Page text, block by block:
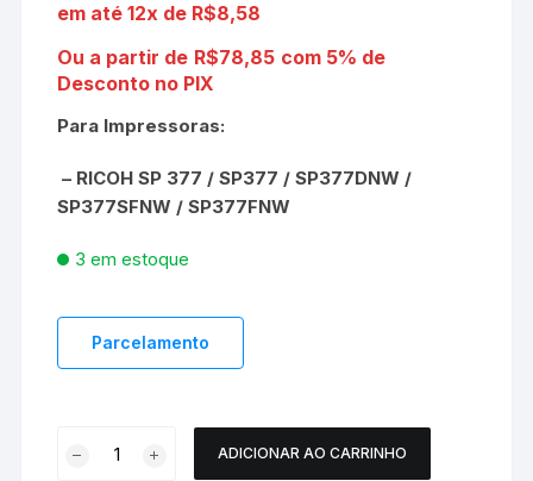
em até 12x de R$8,58
Ou a partir de R$78,85 com 5% de
Desconto no PIX
Para Impressoras:
– RICOH SP 377 / SP377 / SP377DNW /
SP377SFNW / SP377FNW
3 em estoque
Parcelamento
TONER
ADICIONAR AO CARRINHO